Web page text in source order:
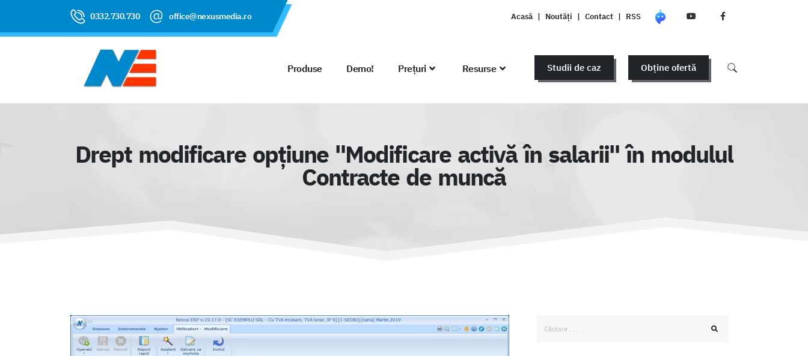
0332.730.730 office@nexusmedia.ro Acasă | Noutăți | Contact | RSS
Produse Demo! Prețuri Resurse Studii de caz Obține ofertă
Drept modificare opțiune "Modificare activă în salarii" în modulul
Contracte de muncă